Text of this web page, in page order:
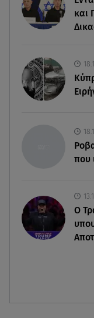
06.08.26 , 11:28
Αλεξάνδρου σε
απ΄την πίστα
06.08.26 , 11:17
Στην παραλία
αλμύρα»
Kymco Agility
και
που
O